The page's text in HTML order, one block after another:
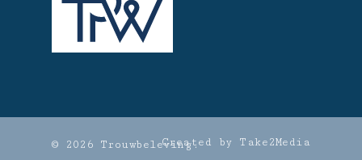
© 2026 Trouwbeleving.Created by Take2Media